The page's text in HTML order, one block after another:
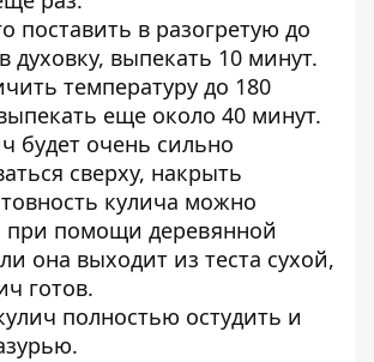
поставить в разогретую до
духовку, выпекать 10 минут.
температуру до 180
еще около 40 минут.
будет очень сильно
сверху, накрыть
кулича можно
при помощи деревянной
она выходит из теста сухой,
готов.
полностью остудить и